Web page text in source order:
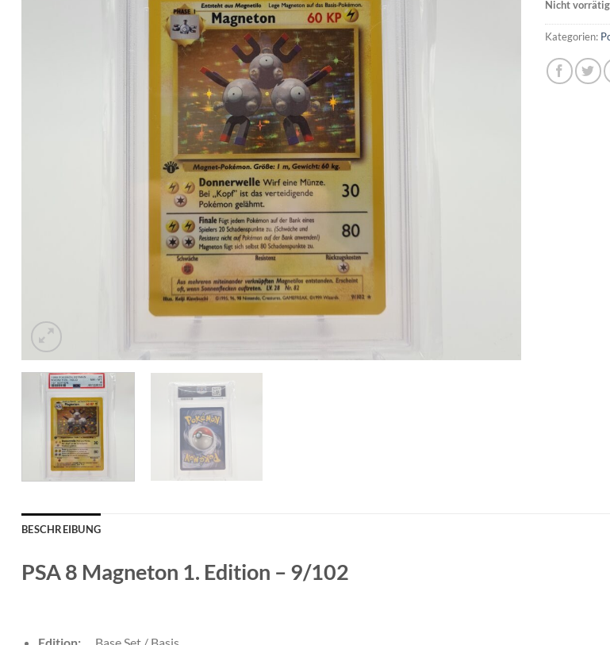
Nicht vorrätig
Kategorien:
BESCHREIBUNG
PSA 8 Magneton 1. Edition – 9/102